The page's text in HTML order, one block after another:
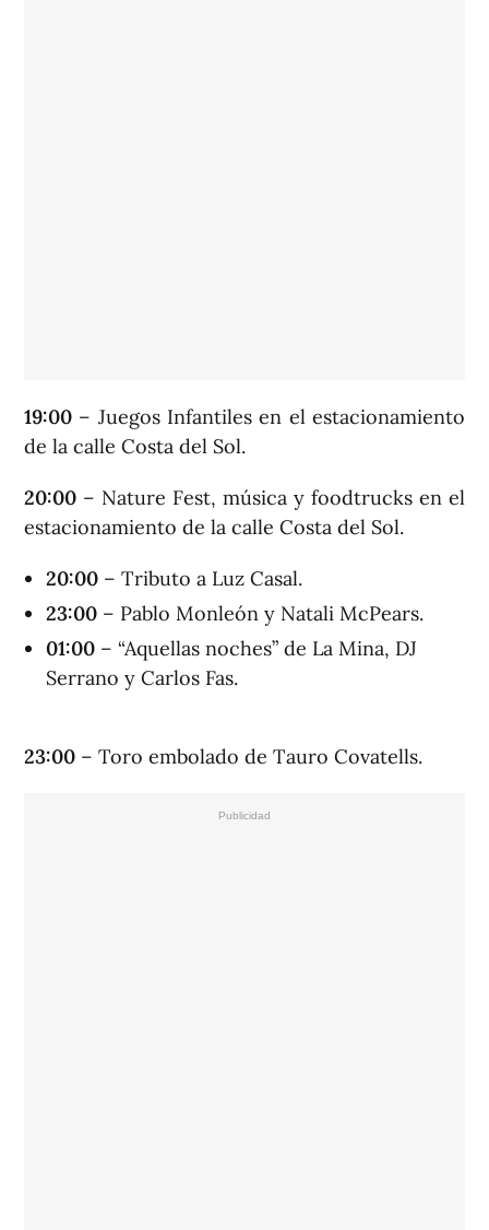
19:00 – Juegos Infantiles en el estacionamiento
de la calle Costa del Sol.
20:00 – Nature Fest, música y foodtrucks en el
estacionamiento de la calle Costa del Sol.
20:00 – Tributo a Luz Casal.
23:00 – Pablo Monleón y Natali McPears.
01:00 – “Aquellas noches” de La Mina, DJ
Serrano y Carlos Fas.
23:00 – Toro embolado de Tauro Covatells.